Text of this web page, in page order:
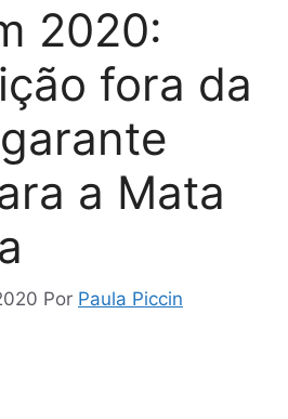
2020:
fora da
a Mata
Por Paula Piccin